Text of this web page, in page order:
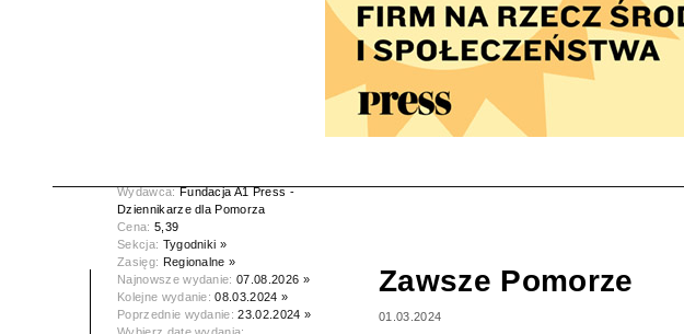
Wydawca:Fundacja A1 Press -
Dziennikarze dla Pomorza
Cena: 5,39
Sekcja: Tygodniki »
Zasięg: Regionalne »
Najnowsze wydanie:07.08.2026 »
Kolejne wydanie:08.03.2024 »
Poprzednie wydanie:23.02.2024 »
Zawsze Pomorze
01.03.2024